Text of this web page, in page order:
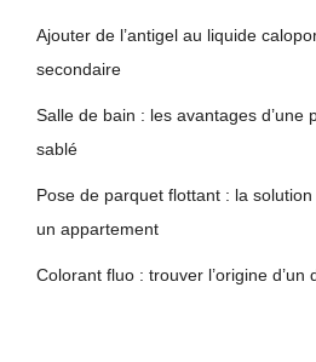
Ajouter de l’antigel au liquide
secondaire
Salle de bain : les avantages d’une
sablé
Pose de parquet flottant : la
un appartement
Colorant fluo : trouver l’origine d’un